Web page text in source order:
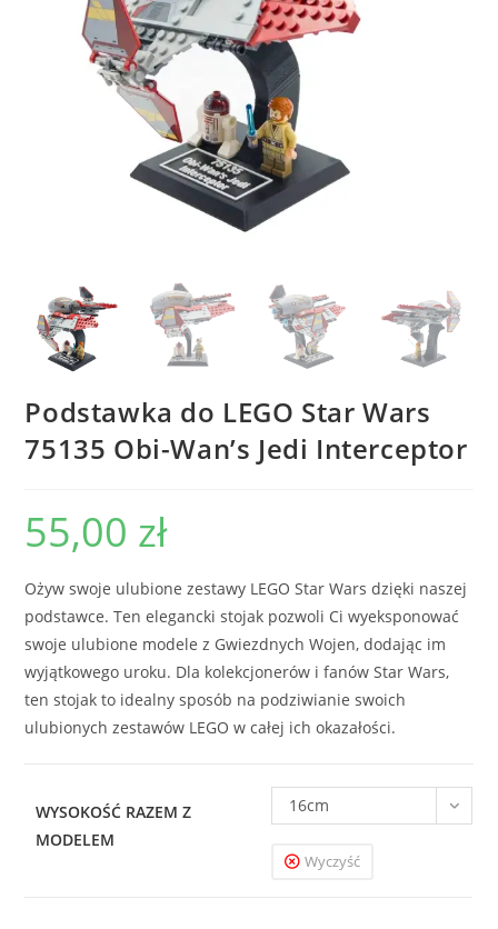
Podstawka do LEGO Star Wars
75135 Obi-Wan’s Jedi Interceptor
55,00 zł
Ożyw swoje ulubione zestawy LEGO Star Wars dzięki naszej
podstawce. Ten elegancki stojak pozwoli Ci wyeksponować
swoje ulubione modele z Gwiezdnych Wojen, dodając im
wyjątkowego uroku. Dla kolekcjonerów i fanów Star Wars,
ten stojak to idealny sposób na podziwianie swoich
ulubionych zestawów LEGO w całej ich okazałości.
WYSOKOŚĆ RAZEM Z
MODELEM
16cm
Wyczyść